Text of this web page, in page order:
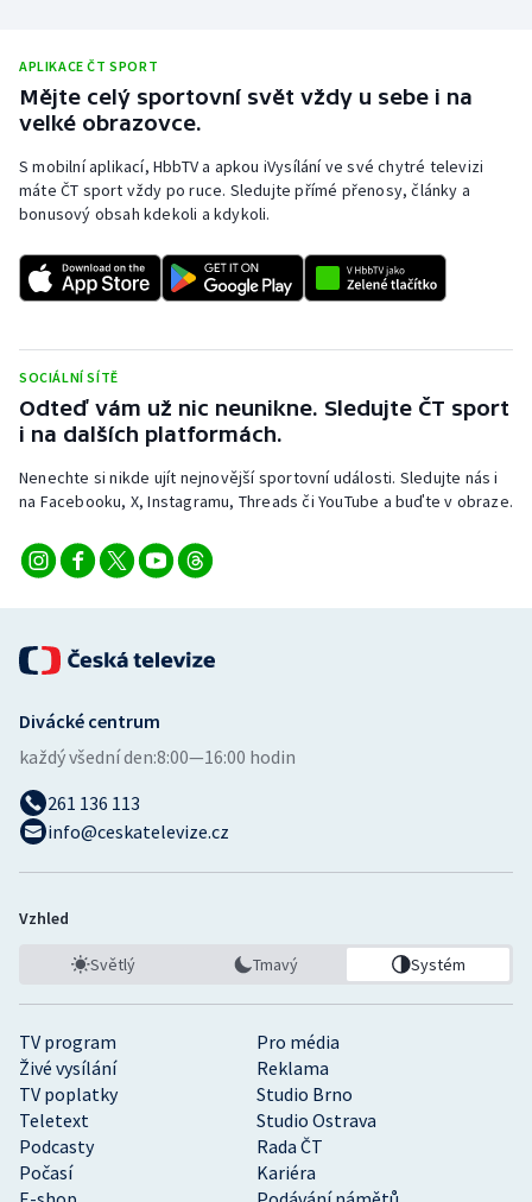
Sportovní střelba
Stolní tenis
Triatlon
Veslování
Volejbal
Ostatní
APLIKACE ČT SPORT
Mějte celý sportovní svět vždy u sebe i na
velké obrazovce.
S mobilní aplikací, HbbTV a apkou iVysílání ve své chytré televizi
máte ČT sport vždy po ruce. Sledujte přímé přenosy, články a
bonusový obsah kdekoli a kdykoli.
SOCIÁLNÍ SÍTĚ
Odteď vám už nic neunikne. Sledujte ČT sport
i na dalších platformách.
Nenechte si nikde ujít nejnovější sportovní události. Sledujte nás i
na Facebooku, X, Instagramu, Threads či YouTube a buďte v obraze.
TV program
Pro média
Živé vysílání
Reklama
TV poplatky
Studio Brno
Teletext
Studio Ostrava
Podcasty
Rada ČT
Počasí
Kariéra
Divácké centrum
každý všední den:8:00—16:00 hodin
261 136 113
info@ceskatelevize.cz
Vzhled
Světlý Tmavý Systém